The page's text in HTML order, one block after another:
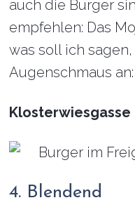
auch die Burger
empfehlen: Das
was soll ich
Augenschmaus an:
Klosterwiesgasse
4. Blendend